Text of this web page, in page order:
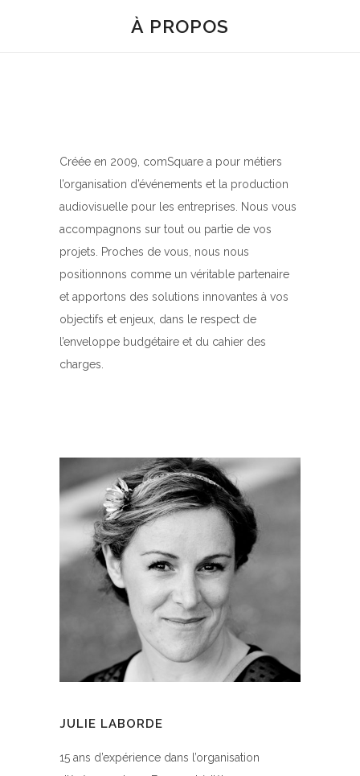
À PROPOS
Créée en 2009, comSquare a pour métiers
l’organisation d’événements et la production
audiovisuelle pour les entreprises. Nous vous
accompagnons sur tout ou partie de vos
projets. Proches de vous, nous nous
positionnons comme un véritable partenaire
et apportons des solutions innovantes à vos
objectifs et enjeux, dans le respect de
l’enveloppe budgétaire et du cahier des
charges.
JULIE LABORDE
15 ans d’expérience dans l’organisation